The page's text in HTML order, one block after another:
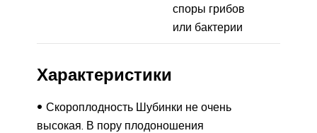
споры грибов
или бактерии
Характеристики
Скороплодность Шубинки не очень
высокая. В пору плодоношения